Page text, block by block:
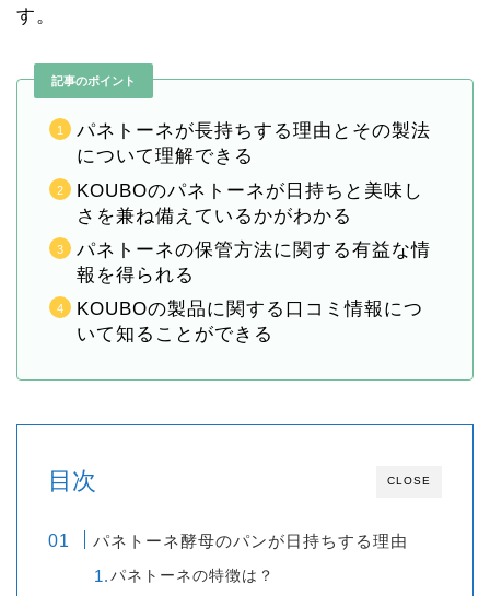
す。
記事のポイント
パネトーネが長持ちする理由とその製法
について理解できる
KOUBOのパネトーネが日持ちと美味し
さを兼ね備えているかがわかる
パネトーネの保管方法に関する有益な情
報を得られる
KOUBOの製品に関する口コミ情報につ
いて知ることができる
CLOSE
目次
パネトーネ酵母のパンが日持ちする理由
パネトーネの特徴は？